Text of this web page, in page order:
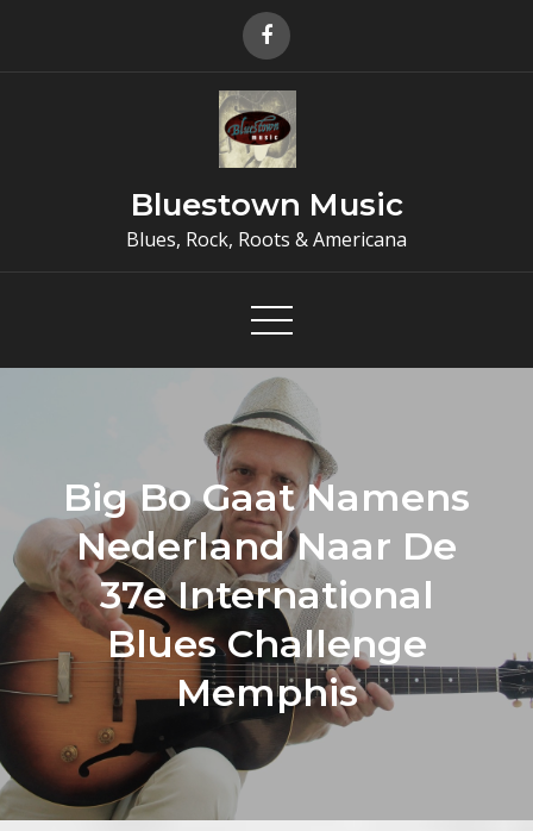
Bluestown Music
Blues, Rock, Roots & Americana
Big Bo Gaat Namens
Nederland Naar De
37e International
Blues Challenge
Memphis